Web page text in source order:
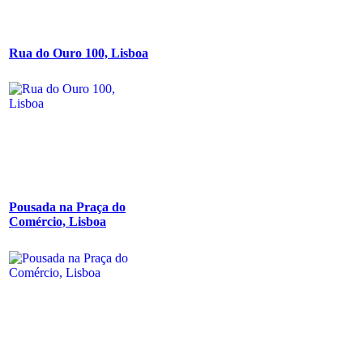
Rua do Ouro 100, Lisboa
Pousada na Praça do
Comércio, Lisboa